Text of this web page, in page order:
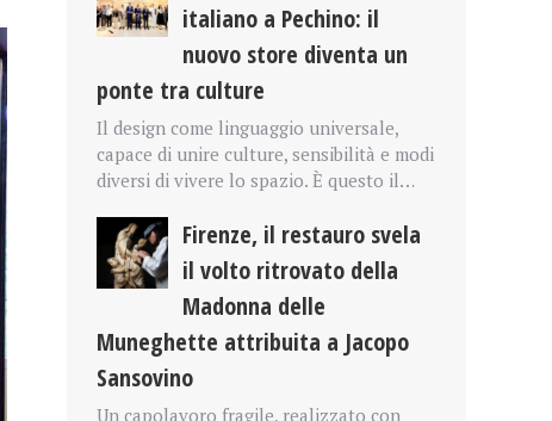
italiano a Pechino: il
nuovo store diventa un
ponte tra culture
Il design come linguaggio universale,
capace di unire culture, sensibilità e modi
diversi di vivere lo spazio. È questo il…
Firenze, il restauro svela
il volto ritrovato della
Madonna delle
Muneghette attribuita a Jacopo
Sansovino
Un capolavoro fragile, realizzato con